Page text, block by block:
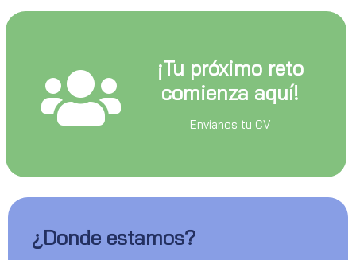
¡Tu próximo reto
comienza aquí!
Envianos tu CV
¿Donde estamos?